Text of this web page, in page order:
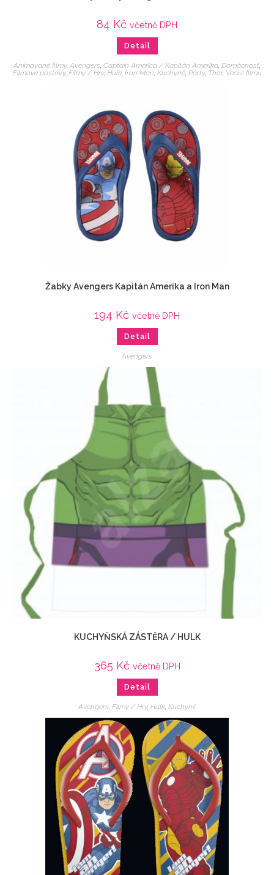
84 Kč včetně DPH
Detail
Animované filmy, Avengers, Captain America / Kapitán Amerika, Domácnost,
Filmové postavy, Filmy / Hry, Hulk, Iron Man, Kuchyně, Párty, Thor, Veci z filmu
Žabky Avengers Kapitán Amerika a Iron Man
194 Kč včetně DPH
Detail
Avengers
KUCHYŇSKÁ ZÁSTĚRA / HULK
365 Kč včetně DPH
Detail
Avengers Filmy / Hry, Hulk, Kuchyně